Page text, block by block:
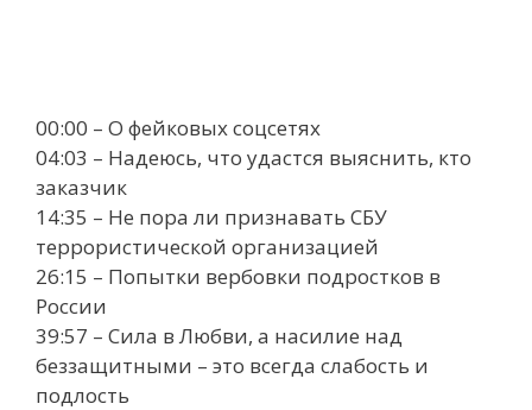
00:00 – О фейковых соцсетях
04:03 – Надеюсь, что удастся выяснить, кто
заказчик
14:35 – Не пора ли признавать СБУ
террористической организацией
26:15 – Попытки вербовки подростков в
России
39:57 – Сила в Любви, а насилие над
беззащитными – это всегда слабость и
подлость